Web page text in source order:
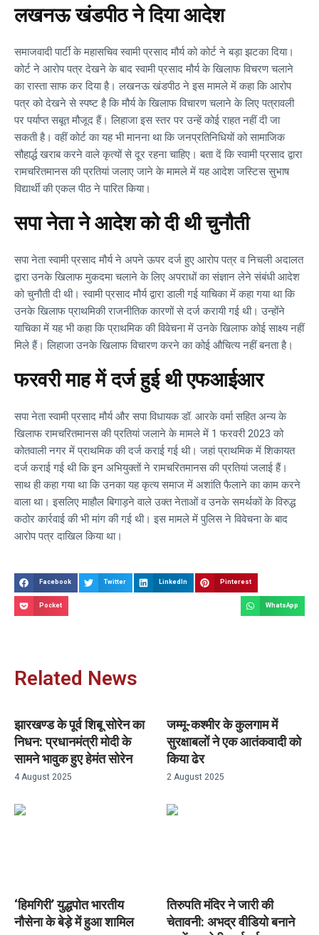
लखनऊ खंडपीठ ने दिया आदेश
समाजवादी पार्टी के महासचिव स्वामी प्रसाद मौर्य को कोर्ट ने बड़ा झटका दिया।
कोर्ट ने आरोप पत्र देखने के बाद स्वामी प्रसाद मौर्य के खिलाफ विचरण चलाने
का रास्ता साफ कर दिया है। लखनऊ खंडपीठ ने इस मामले में कहा कि आरोप
पत्र को देखने से स्पष्ट है कि मौर्य के खिलाफ विचारण चलाने के लिए पत्रावली
पर पर्याप्त सबूत मौजूद हैं। लिहाजा इस स्तर पर उन्हें कोई राहत नहीं दी जा
सकती है। वहीं कोर्ट का यह भी मानना था कि जनप्रतिनिधियों को सामाजिक
सौहार्द्ध खराब करने वाले कृत्यों से दूर रहना चाहिए। बता दें कि स्वामी प्रसाद द्वारा
रामचरितमानस की प्रतियां जलाए जाने के मामले में यह आदेश जस्टिस सुभाष
विद्यार्थी की एकल पीठ ने पारित किया।
सपा नेता ने आदेश को दी थी चुनौती
सपा नेता स्वामी प्रसाद मौर्य ने अपने ऊपर दर्ज हुए आरोप पत्र व निचली अदालत
द्वारा उनके खिलाफ मुकदमा चलाने के लिए अपराधों का संज्ञान लेने संबंधी आदेश
को चुनौती दी थी। स्वामी प्रसाद मौर्य द्वारा डाली गई याचिका में कहा गया था कि
उनके खिलाफ प्राथमिकी राजनीतिक कारणों से दर्ज करायी गई थी। उन्होंने
याचिका में यह भी कहा कि प्राथमिक की विवेचना में उनके खिलाफ कोई साक्ष्य नहीं
मिले हैं। लिहाजा उनके खिलाफ विचारण करने का कोई औचित्य नहीं बनता है।
फरवरी माह में दर्ज हुई थी एफआईआर
सपा नेता स्वामी प्रसाद मौर्य और सपा विधायक डॉ. आरके वर्मा सहित अन्य के
खिलाफ रामचरितमानस की प्रतियां जलाने के मामले में 1 फरवरी 2023 को
कोतवाली नगर में प्राथमिक की दर्ज कराई गई थी। जहां प्राथमिक में शिकायत
दर्ज कराई गई थी कि इन अभियुक्तों ने रामचरितमानस की प्रतियां जलाई हैं।
साथ ही कहा गया था कि उनका यह कृत्य समाज में अशांति फैलाने का काम करने
वाला था। इसलिए माहौल बिगाड़ने वाले उक्त नेताओं व उनके समर्थकों के विरुद्ध
कठोर कार्रवाई की भी मांग की गई थी। इस मामले में पुलिस ने विवेचना के बाद
आरोप पत्र दाखिल किया था।
Facebook Twitter LinkedIn Pinterest
Pocket WhatsApp
Related News
झारखण्ड के पूर्व शिबू सोरेन का
निधन: प्रधानमंत्री मोदी के
सामने भावुक हुए हेमंत सोरेन
4 August 2025
जम्मू-कश्मीर के कुलगाम में
सुरक्षाबलों ने एक आतंकवादी को
किया ढेर
2 August 2025
‘हिमगिरी’ युद्धपोत भारतीय
नौसेना के बेड़े में हुआ शामिल
तिरुपति मंदिर ने जारी की
चेतावनी: अभद्र वीडियो बनाने